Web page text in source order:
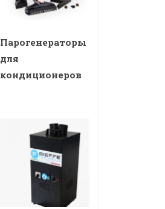
Парогенераторы
для
кондиционеров